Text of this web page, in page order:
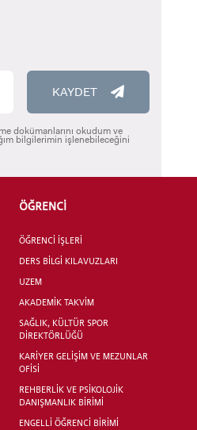
KAYDET
dokümanlarını okudum ve
bilgilerimin işlenebileceğini
ÖĞRENCİ
ÖĞRENCİ İŞLERİ
DERS BİLGİ KILAVUZLARI
UZEM
AKADEMİK TAKVİM
SAĞLIK, KÜLTÜR SPOR
DİREKTÖRLÜĞÜ
KARİYER GELİŞİM VE MEZUNLAR
OFİSİ
REHBERLİK VE PSİKOLOJİK
DANIŞMANLIK BİRİMİ
ENGELLİ ÖĞRENCİ BİRİMİ